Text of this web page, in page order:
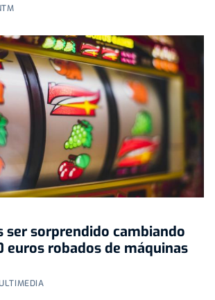
ser sorprendido cambiando
euros robados de máquinas